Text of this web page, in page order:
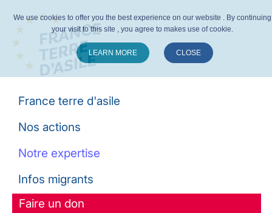
France terre d'asile
Nos actions
Notre expertise
Infos migrants
Faire un don
We use cookies to offer you the best experience on our website . By continuing
your visit to this site , you agree to makes use of cookie.
LEARN MORE CLOSE